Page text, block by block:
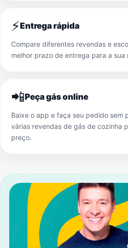
⚡Entrega rápida
Compare diferentes revendas e
melhor prazo de entrega para a sua
📲Peça gás online
Baixe o app e faça seu pedido sem
várias revendas de gás de cozinha
preço.